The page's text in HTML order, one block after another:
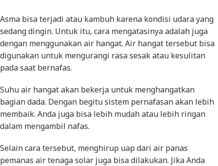
Asma bisa terjadi atau kambuh karena kondisi udara yang
sedang dingin. Untuk itu, cara mengatasinya adalah juga
dengan menggunakan air hangat. Air hangat tersebut bisa
digunakan untuk mengurangi rasa sesak atau kesulitan
pada saat bernafas.
Suhu air hangat akan bekerja untuk menghangatkan
bagian dada. Dengan begitu sistem pernafasan akan lebih
membaik. Anda juga bisa lebih mudah atau lebih ringan
dalam mengambil nafas.
Selain cara tersebut, menghirup uap dari air panas
pemanas air tenaga solar juga bisa dilakukan. Jika Anda